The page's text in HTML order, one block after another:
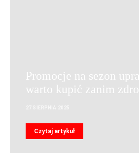
Promocje na sezon
warto kupić zanim
Czytaj artykuł